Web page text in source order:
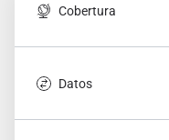
Cobertura
Datos